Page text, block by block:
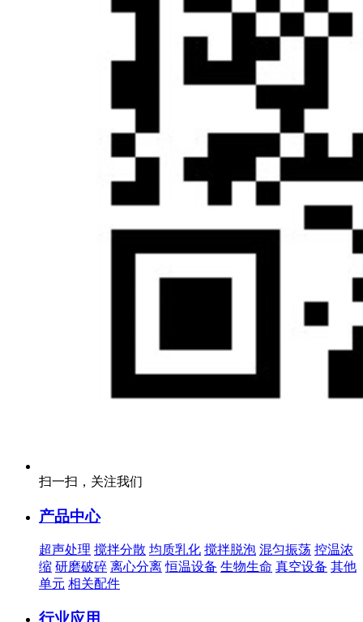
扫一扫，关注我们
产品中心
超声处理 搅拌分散 均质乳化 搅拌脱泡 混匀振荡 控温浓
缩 研磨破碎 离心分离 恒温设备 生物生命 真空设备 其他
单元 相关配件
行业应用